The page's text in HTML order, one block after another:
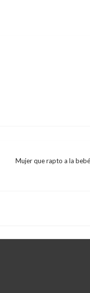
Mujer que rapto a la